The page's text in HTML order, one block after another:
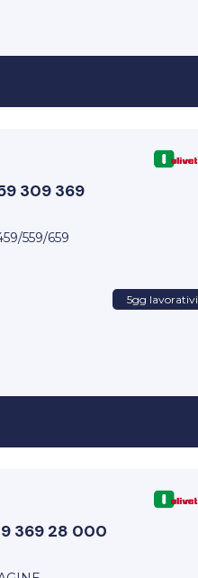
309 369
559/659
5gg lavorativi
369 28 000